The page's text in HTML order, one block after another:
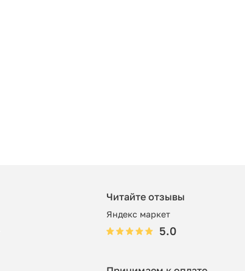
Читайте отзывы
Яндекс маркет
5.0